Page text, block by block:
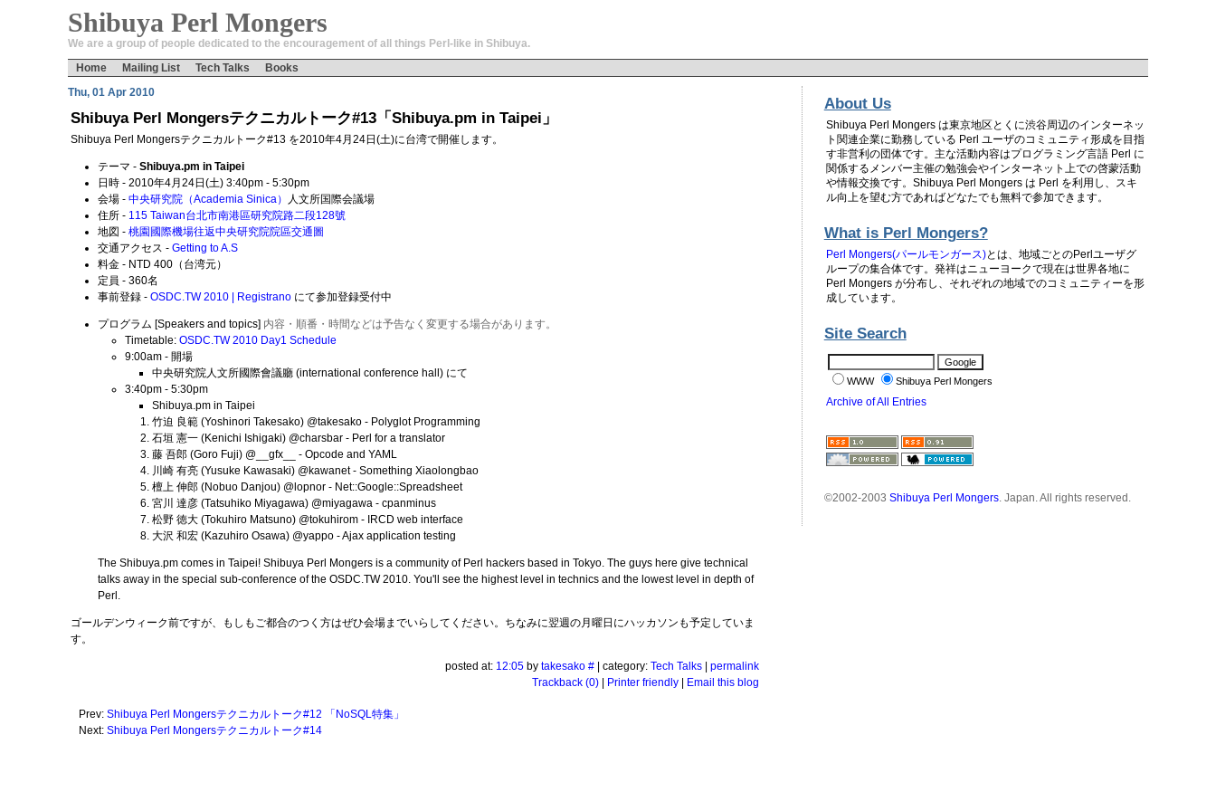
Shibuya Perl Mongers
We are a group of people dedicated to the encouragement of all things Perl-like in Shibuya.
Home
Mailing List Tech Talks
Books
Thu, 01 Apr 2010
Shibuya Perl Mongersテクニカルトーク#13「Shibuya.pm in Taipei」
Shibuya Perl Mongersテクニカルトーク#13 を2010年4月24日(土)に台湾で開催します。
テーマ - Shibuya.pm in Taipei
日時 - 2010年4月24日(土) 3:40pm - 5:30pm
会場 - 中央研究院（Academia Sinica）
人文所国際会議場
住所 - 115 Taiwan台北市南港區研究院路二段128號‎
地図 - 桃園國際機場往返中央研究院院區交通圖
交通アクセス - Getting to A.S
料金 - NTD 400（台湾元）
定員 - 360名
事前登録 - OSDC.TW 2010 | Registranoにて参加登録受付中
プログラム [Speakers and topics] 内容・順番・時間などは予告なく変更する場合があります。
Timetable: OSDC.TW 2010 Day1 Schedule
9:00am - 開場
中央研究院人文所國際會議廳 (international conference hall) にて
3:40pm - 5:30pm
Shibuya.pm in Taipei
竹迫 良範 (Yoshinori Takesako) @takesako - Polyglot Programming
石垣 憲一 (Kenichi Ishigaki) @charsbar - Perl for a translator
藤 吾郎 (Goro Fuji) @__gfx__ - Opcode and YAML
川崎 有亮 (Yusuke Kawasaki) @kawanet - Something Xiaolongbao
檀上 伸郎 (Nobuo Danjou) @lopnor - Net::Google::Spreadsheet
宮川 達彦 (Tatsuhiko Miyagawa) @miyagawa - cpanminus
松野 徳大 (Tokuhiro Matsuno) @tokuhirom - IRCD web interface
大沢 和宏 (Kazuhiro Osawa) @yappo - Ajax application testing
The Shibuya.pm comes in Taipei! Shibuya Perl Mongers is a community of Perl hackers based in Tokyo. The guys here give technical
talks away in the special sub-conference of the OSDC.TW 2010. You'll see the highest level in technics and the lowest level in depth of
Perl.
ゴールデンウィーク前ですが、もしもご都合のつく方はぜひ会場までいらしてください。ちなみに翌週の月曜日にハッカソンも予定していま
す。
posted at: 12:05 bytakesako # | category:Tech Talks |permalink
Trackback (0)
Printer friendly Email this blog
Prev:Shibuya Perl Mongersテクニカルトーク#12 「NoSQL特集」
Next:Shibuya Perl Mongersテクニカルトーク#14
About Us
Shibuya Perl Mongers は東京地区とくに渋谷周辺のインターネッ
ト関連企業に勤務している Perl ユーザのコミュニティ形成を目指
す非営利の団体です。主な活動内容はプログラミング言語 Perl に
関係するメンバー主催の勉強会やインターネット上での啓蒙活動
や情報交換です。Shibuya Perl Mongers は Perl を利用し、スキ
ル向上を望む方であればどなたでも無料で参加できます。
What is Perl Mongers?
Perl Mongers(パールモンガース)とは、地域ごとのPerlユーザグ
ループの集合体です。発祥はニューヨークで現在は世界各地に
Perl Mongers が分布し、それぞれの地域でのコミュニティーを形
成しています。
Site Search
WWW Shibuya Perl Mongers
Archive of All Entries
©2002-2003 Shibuya Perl Mongers. Japan. All rights reserved.